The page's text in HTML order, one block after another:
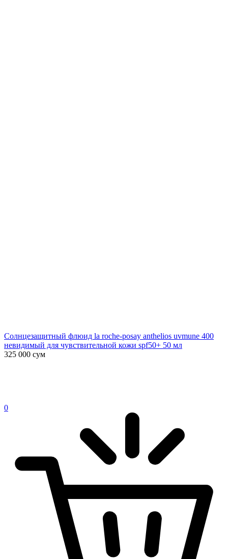
Солнцезащитный флюид la roche-posay anthelios uvmune 400
невидимый для чувствительной кожи spf50+ 50 мл
325 000 сум
0